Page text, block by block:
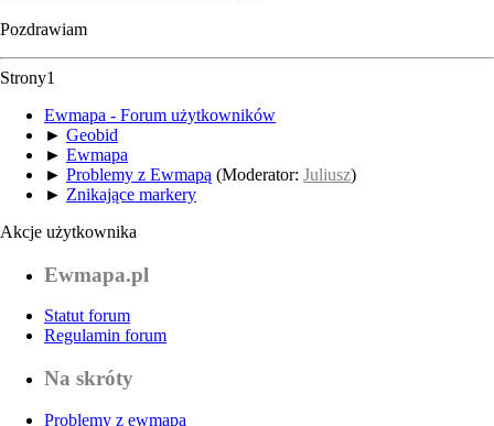
Pozdrawiam
Strony1
Ewmapa - Forum użytkowników
► Geobid
► Ewmapa
► Problemy z Ewmapą (Moderator: Juliusz)
► Znikające markery
Akcje użytkownika
Ewmapa.pl
Statut forum
Regulamin forum
Na skróty
Problemy z ewmapą